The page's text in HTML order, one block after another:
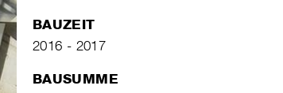
BAUZEIT
2016 - 2017
BAUSUMME